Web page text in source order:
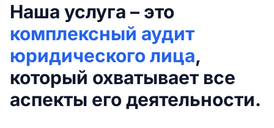
Наша услуга – это
комплексный аудит
юридического лица,
который охватывает все
аспекты его деятельности.